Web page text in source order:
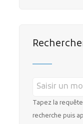
Tapez la
recherche puis